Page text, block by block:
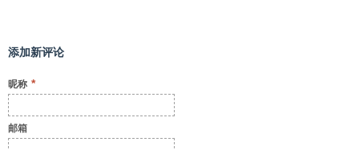
添加新评论
昵称 *
邮箱